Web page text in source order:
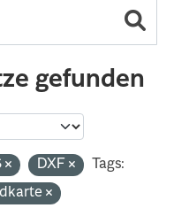
gefunden
DXF
Tags: